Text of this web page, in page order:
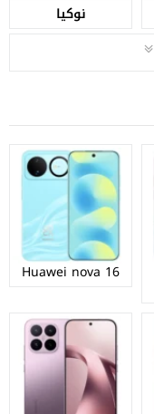
نوكيا
Huawei nova 16